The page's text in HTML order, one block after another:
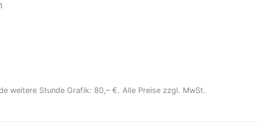
weitere Stunde Grafik: 80,– €. Alle Preise zzgl. MwSt.